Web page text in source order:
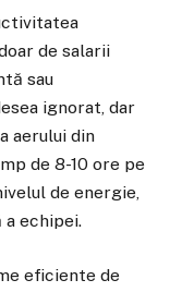
de salarii
sau
ignorat, dar
aerului din
de 8-10 ore pe
de energie,
echipei.
eficiente de